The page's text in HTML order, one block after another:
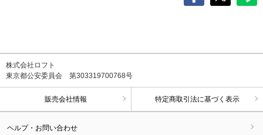
株式会社ロフト
東京都公安委員会 第303319700768号
販売会社情報 特定商取引法に基づく表示
ヘルプ・お問い合わせ